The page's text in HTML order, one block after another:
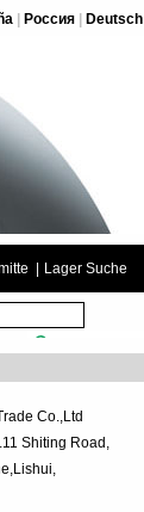
Россия Deutsch
Lager Suche
Co.,Ltd
Shiting Road,